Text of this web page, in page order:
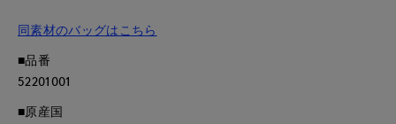
同素材のバッグはこちら
■品番
52201001
■原産国